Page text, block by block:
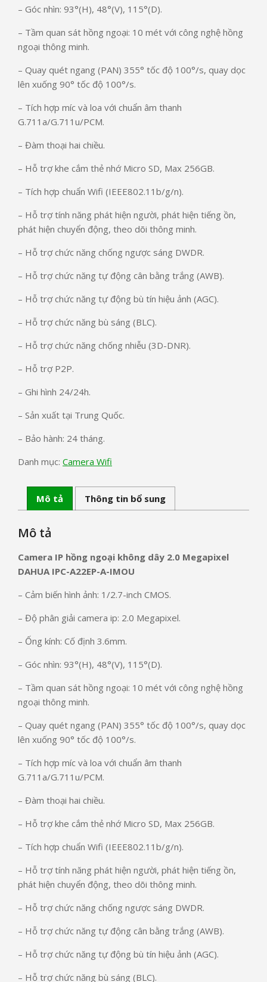
– Góc nhìn: 93°(H), 48°(V), 115°(D).
– Tầm quan sát hồng ngoại: 10 mét với công nghệ hồng
ngoại thông minh.
– Quay quét ngang (PAN) 355° tốc độ 100°/s, quay dọc
lên xuống 90° tốc độ 100°/s.
– Tích hợp míc và loa với chuẩn âm thanh
G.711a/G.711u/PCM.
– Đàm thoại hai chiều.
– Hỗ trợ khe cắm thẻ nhớ Micro SD, Max 256GB.
– Tích hợp chuẩn Wifi (IEEE802.11b/g/n).
– Hỗ trợ tính năng phát hiện người, phát hiện tiếng ồn,
phát hiện chuyển động, theo dõi thông minh.
– Hỗ trợ chức năng chống ngược sáng DWDR.
– Hỗ trợ chức năng tự động cân bằng trắng (AWB).
– Hỗ trợ chức năng tự động bù tín hiệu ảnh (AGC).
– Hỗ trợ chức năng bù sáng (BLC).
– Hỗ trợ chức năng chống nhiễu (3D-DNR).
– Hỗ trợ P2P.
– Ghi hình 24/24h.
– Sản xuất tại Trung Quốc.
– Bảo hành: 24 tháng.
Danh mục: Camera Wifi
Mô tả Thông tin bổ sung
Mô tả
Camera IP hồng ngoại không dây 2.0 Megapixel
DAHUA IPC-A22EP-A-IMOU
– Cảm biến hình ảnh: 1/2.7-inch CMOS.
– Độ phân giải camera ip: 2.0 Megapixel.
– Ống kính: Cố định 3.6mm.
– Góc nhìn: 93°(H), 48°(V), 115°(D).
– Tầm quan sát hồng ngoại: 10 mét với công nghệ hồng
ngoại thông minh.
– Quay quét ngang (PAN) 355° tốc độ 100°/s, quay dọc
lên xuống 90° tốc độ 100°/s.
– Tích hợp míc và loa với chuẩn âm thanh
G.711a/G.711u/PCM.
– Đàm thoại hai chiều.
– Hỗ trợ khe cắm thẻ nhớ Micro SD, Max 256GB.
– Tích hợp chuẩn Wifi (IEEE802.11b/g/n).
– Hỗ trợ tính năng phát hiện người, phát hiện tiếng ồn,
phát hiện chuyển động, theo dõi thông minh.
– Hỗ trợ chức năng chống ngược sáng DWDR.
– Hỗ trợ chức năng tự động cân bằng trắng (AWB).
– Hỗ trợ chức năng tự động bù tín hiệu ảnh (AGC).
– Hỗ trợ chức năng bù sáng (BLC).